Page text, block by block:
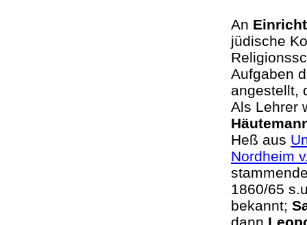
An
jüdische
Aufgaben
angestellt,
Als Lehrer
Heß aus
Nordheim
1860/65
bekannt;